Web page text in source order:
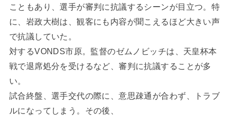
こともあり、選手が審判に抗議するシーンが目立つ。特
に、岩政大樹は、観客にも内容が聞こえるほど大きい声
で抗議していた。
対するVONDS市原。監督のゼムノビッチは、天皇杯本
戦で退席処分を受けるなど、審判に抗議することが多
い。
試合終盤、選手交代の際に、意思疎通が合わず、トラブ
ルになってしまう。その後、